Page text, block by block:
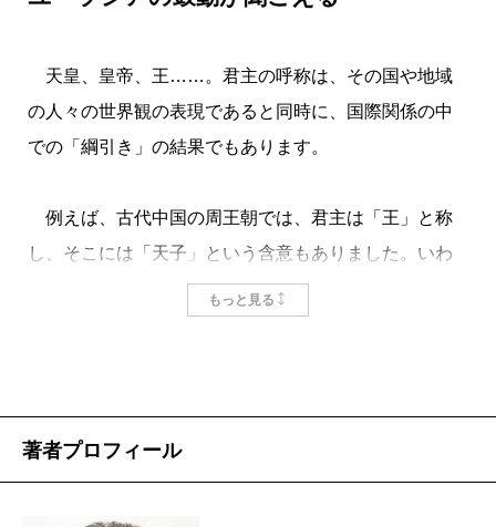
ぬ上院Senateをおいたのは、実際の機能はどうあれ、
専制へのアンチテーゼにちがいない。だとすれば、そ
れはそのままスター・ウォーズの世界につながる。
これに対し、東アジアでは二千年来、史上の君主は
た。皇帝＝emperorが悪なら、東アジアの歴史は全くの
暗黒となってしまう。まさかそんな史実は存在しな
い。けれども近代の欧米人は、東アジアを専制体制だ
迫しているとあっては、なおさらである。大日本帝国
天皇、皇帝、王……。君主の呼称は、その国や地域
の人々の世界観の表現であると同時に、国際関係の中
での「綱引き」の結果でもあります。
例えば、古代中国の周王朝では、君主は「王」と称
し、そこには「天子」という含意もありました。いわ
ゆる「諸侯」が「王」を称することはありませんでし
「王」では中国全土に君臨する天子のありようを表現
もっと見る
著者プロフィール